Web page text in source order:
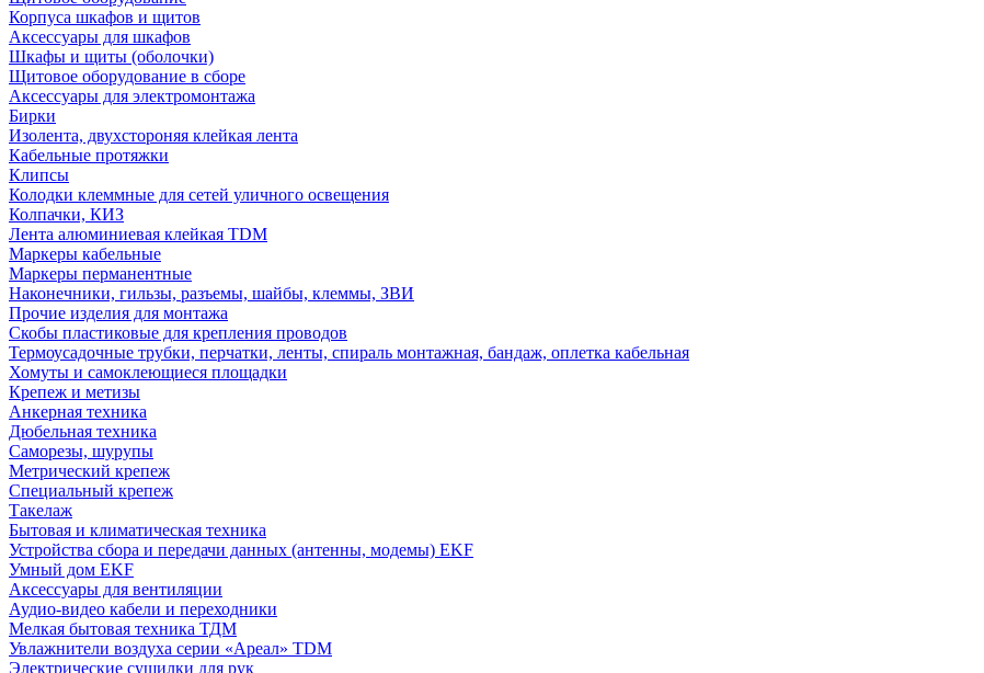
Корпуса шкафов и щитов
Аксессуары для шкафов
Шкафы и щиты (оболочки)
Щитовое оборудование в сборе
Аксессуары для электромонтажа
Бирки
Изолента, двухстороняя клейкая лента
Кабельные протяжки
Клипсы
Колодки клеммные для сетей уличного освещения
Колпачки, КИЗ
Лента алюминиевая клейкая TDM
Маркеры кабельные
Маркеры перманентные
Наконечники, гильзы, разъемы, шайбы, клеммы, ЗВИ
Прочие изделия для монтажа
Скобы пластиковые для крепления проводов
Термоусадочные трубки, перчатки, ленты, спираль монтажная, бандаж, оплетка кабельная
Хомуты и самоклеющиеся площадки
Крепеж и метизы
Анкерная техника
Дюбельная техника
Саморезы, шурупы
Метрический крепеж
Специальный крепеж
Такелаж
Бытовая и климатическая техника
Устройства сбора и передачи данных (антенны, модемы) EKF
Умный дом EKF
Аксессуары для вентиляции
Аудио-видео кабели и переходники
Мелкая бытовая техника ТДМ
Увлажнители воздуха серии «Ареал» TDM
Электрические сушилки для рук